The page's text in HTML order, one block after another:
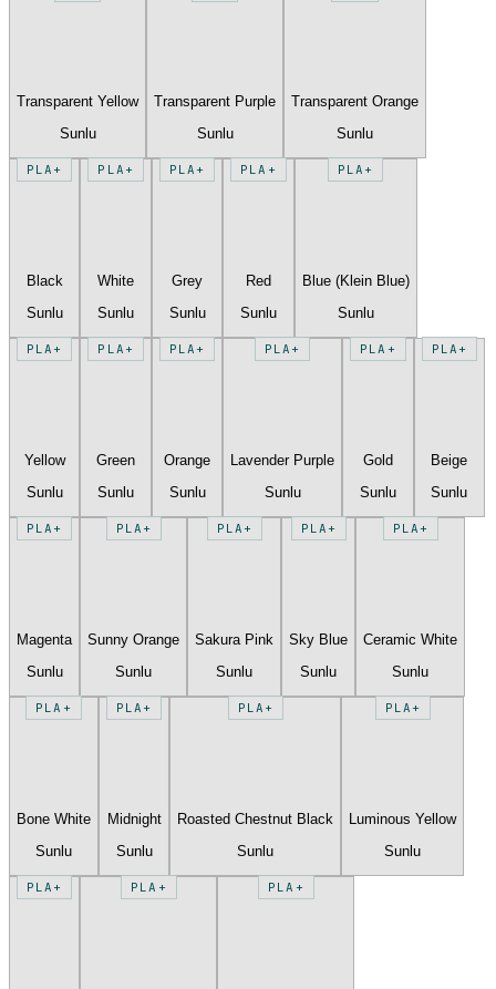
Transparent Yellow
Sunlu
Transparent Purple
Sunlu
Transparent Orange
Sunlu
PLA+
Black
Sunlu
PLA+
White
Sunlu
PLA+
Grey
Sunlu
PLA+
Red
Sunlu
PLA+
Blue (Klein Blue)
Sunlu
PLA+
Yellow
Sunlu
PLA+
Green
Sunlu
PLA+
Orange
Sunlu
PLA+
Lavender Purple
Sunlu
PLA+
Gold
Sunlu
PLA+
Beige
Sunlu
PLA+
Magenta
Sunlu
PLA+
Sunny Orange
Sunlu
PLA+
Sakura Pink
Sunlu
PLA+
Sky Blue
Sunlu
PLA+
Ceramic White
Sunlu
PLA+
Bone White
Sunlu
PLA+
Midnight
Sunlu
PLA+
Roasted Chestnut Black
Sunlu
PLA+
Luminous Yellow
Sunlu
PLA+ PLA+ PLA+